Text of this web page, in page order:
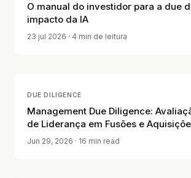
O manual do investidor para a due
impacto da IA
23 jul 2026 · 4 min de leitura
DUE DILIGENCE
Management Due Diligence:
de Liderança em Fusões e
Jun 29, 2026 · 16 min read